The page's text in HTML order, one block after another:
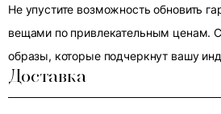
Не упустите возможность обновить
вещами по привлекательным ценам.
образы, которые подчеркнут вашу
Доставка